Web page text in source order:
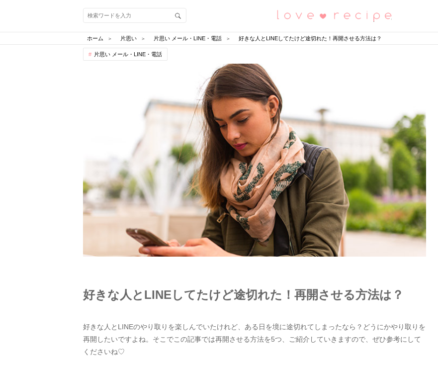
恋愛レシピ
ホーム 片思い 片思い メール・LINE・電話 好きな人とLINEしてたけど途切れた！再開させる方法は？
片思い メール・LINE・電話
好きな人とLINEしてたけど途切れた！再開させる方法は？
好きな人とLINEのやり取りを楽しんでいたけれど、ある日を境に途切れてしまったなら？どうにかやり取りを
再開したいですよね。そこでこの記事では再開させる方法を5つ、ご紹介していきますので、ぜひ参考にして
くださいね♡